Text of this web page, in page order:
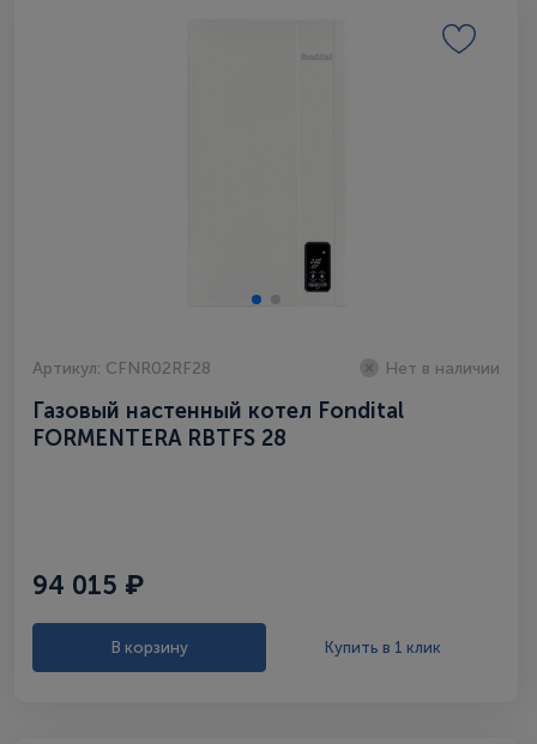
Артикул: CFNR02RF28 Нет в наличии
Газовый настенный котел Fondital
FORMENTERA RBTFS 28
94 015 ₽
В корзину Купить в 1 клик